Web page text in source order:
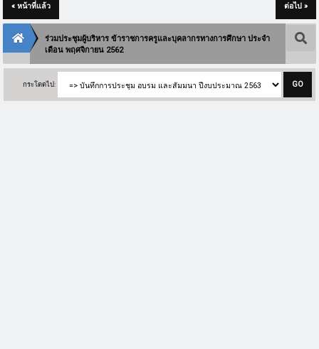
« หน้าที่แล้ว ต่อไป »
ร่วมประชุมผู้บริหาร ข้าราชการครูและบุคลากรทางการศึกษา ประจำ
เดือน พฤศจิกายน 2562
กระโดดไป: